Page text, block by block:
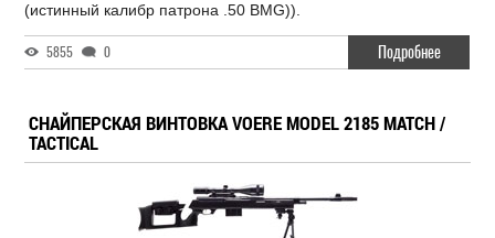
(истинный калибр патрона .50 BMG)).
5855 0 Подробнее
СНАЙПЕРСКАЯ ВИНТОВКА VOERE MODEL 2185 MATCH /
TACTICAL